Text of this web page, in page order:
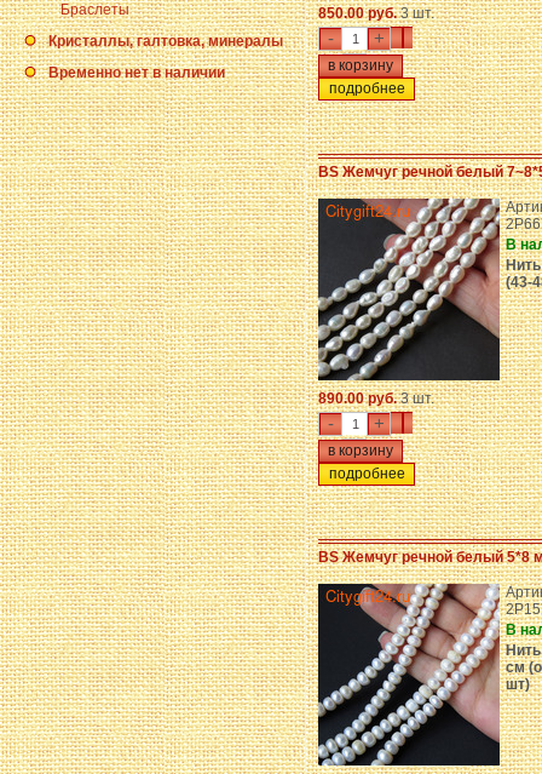
Браслеты
Кристаллы, галтовка, минералы
Временно нет в наличии
850.00 руб.3 шт.
- +
подробнее
BS Жемчуг речной белый
В
(43-
890.00 руб.3 шт.
- +
подробнее
BS Жемчуг речной белый 5*8
В
см
шт)